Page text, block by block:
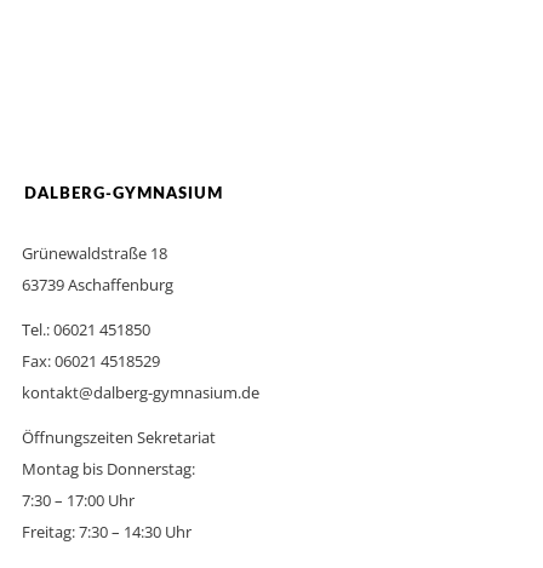
DALBERG-GYMNASIUM
Grünewaldstraße 18
63739 Aschaffenburg
Tel.: 06021 451850
Fax: 06021 4518529
kontakt@dalberg-gymnasium.de
Öffnungszeiten Sekretariat
Montag bis Donnerstag:
7:30 – 17:00 Uhr
Freitag: 7:30 – 14:30 Uhr